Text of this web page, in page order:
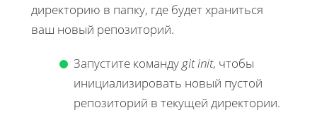
директорию в папку, где будет храниться
ваш новый репозиторий.
Запустите командуgit init, чтобы
инициализировать новый пустой
репозиторий в текущей директории.